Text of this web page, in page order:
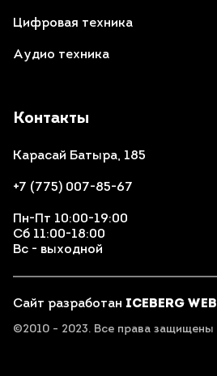
Контакты
Карасай Батыра, 185
+7 (775) 007-85-67
Пн-Пт 10:00-19:00
Сб 11:00-18:00
Вс - выходной
Сайт разработан ICEBERG WEB
©2010 - 2023. Все права защищены
Цифровая техника
Аудио техника